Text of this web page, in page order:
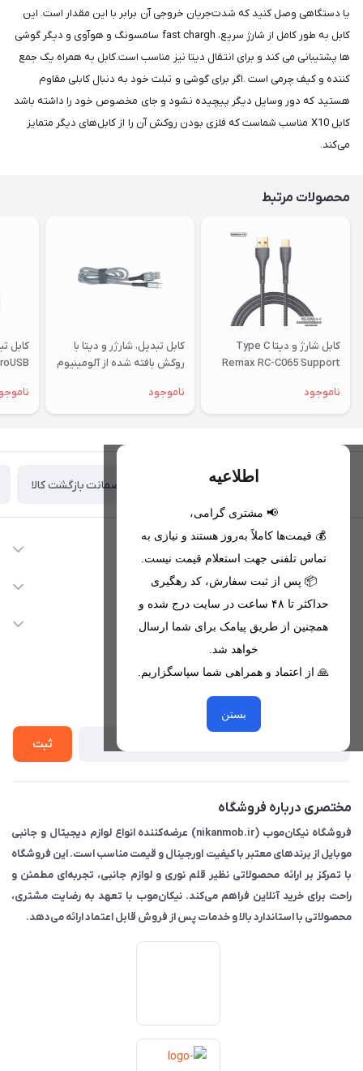
یا دستگاهی وصل کنید که شدت‌جریان خروجی آن برابر با این مقدار است. این
کابل به طور کامل از شارژ سریع، fast chargh سامسونگ و هوآوی و دیگر گوشی
ها پشتیبانی می کند و برای انتقال دیتا نیز مناسب است.کابل به همراه یک جمع
کننده و کیف چرمی است .اگر برای گوشی و تبلت خود به دنبال کابلی مقاوم
هستید که دور وسایل دیگر پیچیده نشود و جای مخصوص خود را داشته باشد
کابل X10 مناسب شماست که فلزی بودن روکش آن را از کابل‌های دیگر متمایز
می‌کند.
محصولات مرتبط
کابل شارژ و دیتا Type C
Remax RC-C065 Support
ناموجود
کابل تبدیل، شارژر و دیتا با
روکش بافته شده از آلومینیوم
ناموجود
اطلاعیه
📢 مشتری گرامی،
💰 قیمت‌ها کاملاً به‌روز هستند و نیازی به
تماس تلفنی جهت استعلام قیمت نیست.
📦 پس از ثبت سفارش، کد رهگیری
حداکثر تا ۴۸ ساعت در سایت درج شده و
همچنین از طریق پیامک برای شما ارسال
خواهد شد.
🙏 از اعتماد و همراهی شما سپاسگزاریم.
بستن
تحویل اکسپرس(با هماهنگی) ضمانت بازگشت کالا
اطلاعات تماس
09221680256 - 09373782289
nikanmobstore@gmail.com
هرمزگان، بندرخمیر، شهرک رودبار
دسترسی سریع
لیست محصولات
خدمات مشتریان
حریم خصوصی
از جدید‌ترین تخفیف‌ها با‌ خبر شوید
ثبت
مختصری درباره فروشگاه
فروشگاه نیکان‌موب (nikanmob.ir) عرضه‌کننده انواع لوازم دیجیتال و جانبی
موبایل از برندهای معتبر با کیفیت اورجینال و قیمت مناسب است. این فروشگاه
با تمرکز بر ارائه محصولاتی نظیر قلم نوری و لوازم جانبی، تجربه‌ای مطمئن و
راحت برای خرید آنلاین فراهم می‌کند. نیکان‌موب با تعهد به رضایت مشتری،
محصولاتی با استاندارد بالا و خدمات پس از فروش قابل اعتماد ارائه می‌دهد.